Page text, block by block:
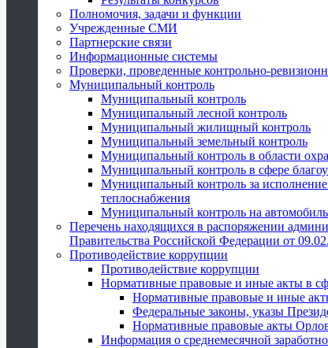
Полномочия, задачи и функции
Учрежденные СМИ
Партнерские связи
Информационные системы
Проверки, проведенные контрольно-
Муниципальный контроль
Муниципальный контроль
Муниципальный лесной контроль
Муниципальный жилищный контроль
Муниципальный земельный контроль
Муниципальный контроль в области
Муниципальный контроль в сфере
Муниципальный контроль за
теплоснабжения
Муниципальный контроль на
Перечень находящихся в распоряжении
Правительства Российской Федерации от
Противодействие коррупции
Противодействие коррупции
Нормативные правовые и иные акты в
Нормативные правовые и иные
Федеральные законы, указы
Нормативные правовые акты
Информация о среднемесячной